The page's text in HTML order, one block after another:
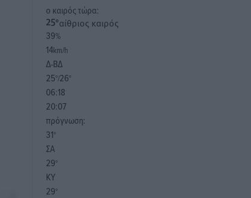
o καιρός τώρα:
25°αίθριος καιρός
39%
14km/h
Δ-ΒΔ
25°/26°
06:18
20:07
πρόγνωση:
31°
ΣΑ
29°
ΚΥ
29°